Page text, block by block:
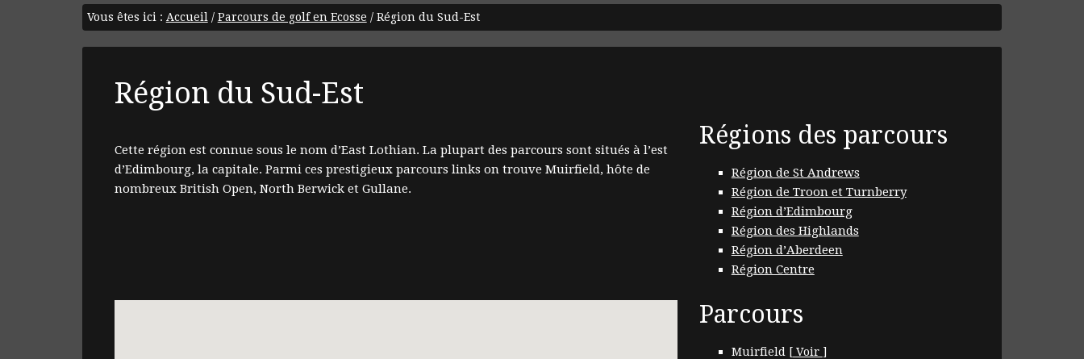
Vous êtes ici : Accueil / Parcours de golf en Ecosse /Région du Sud-Est
Région du Sud-Est
Cette région est connue sous le nom d’East Lothian. La plupart des parcours sont situés à l’est
d’Edimbourg, la capitale. Parmi ces prestigieux parcours links on trouve Muirfield, hôte de
nombreux British Open, North Berwick et Gullane.
Régions des parcours
Région de St Andrews
Région de Troon et Turnberry
Région d’Edimbourg
Région des Highlands
Région d’Aberdeen
Région Centre
Parcours
Muirfield [Voir ]